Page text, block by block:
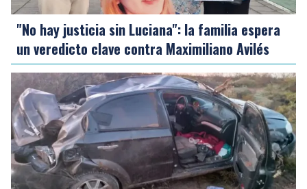
"No hay justicia sin Luciana": la familia espera
un veredicto clave contra Maximiliano Avilés